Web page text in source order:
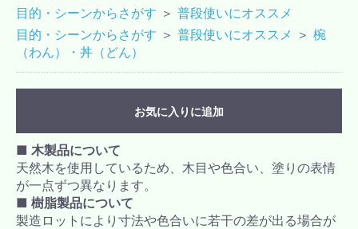
目的・シーンからさがす ＞ 普段使いにオススメ
目的・シーンからさがす ＞ 普段使いにオススメ ＞ 椀
（わん）・丼（どん）
お気に入りに追加
■ 木製品について
天然木を使用しているため、木目や色合い、塗りの表情
が一点ずつ異なります。
■ 樹脂製品について
製造ロットにより寸法や色合いに若干の差が出る場合が